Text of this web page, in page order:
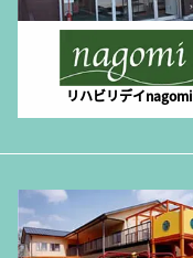
リハビリデイnagomi